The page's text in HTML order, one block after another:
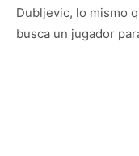
Dubljevic, lo mismo
busca un jugador